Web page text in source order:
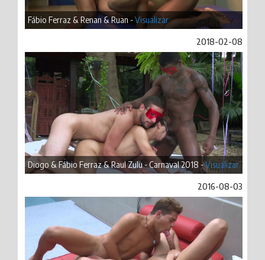
Fábio Ferraz & Renan & Ruan -Visualizar
2018-02-08
Diogo & Fábio Ferraz & Raul Zulu - Carnaval 2018 -Visualizar
2016-08-03